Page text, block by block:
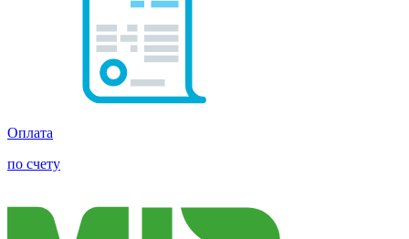
Оплата
по счету